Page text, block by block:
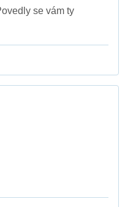
se vám ty